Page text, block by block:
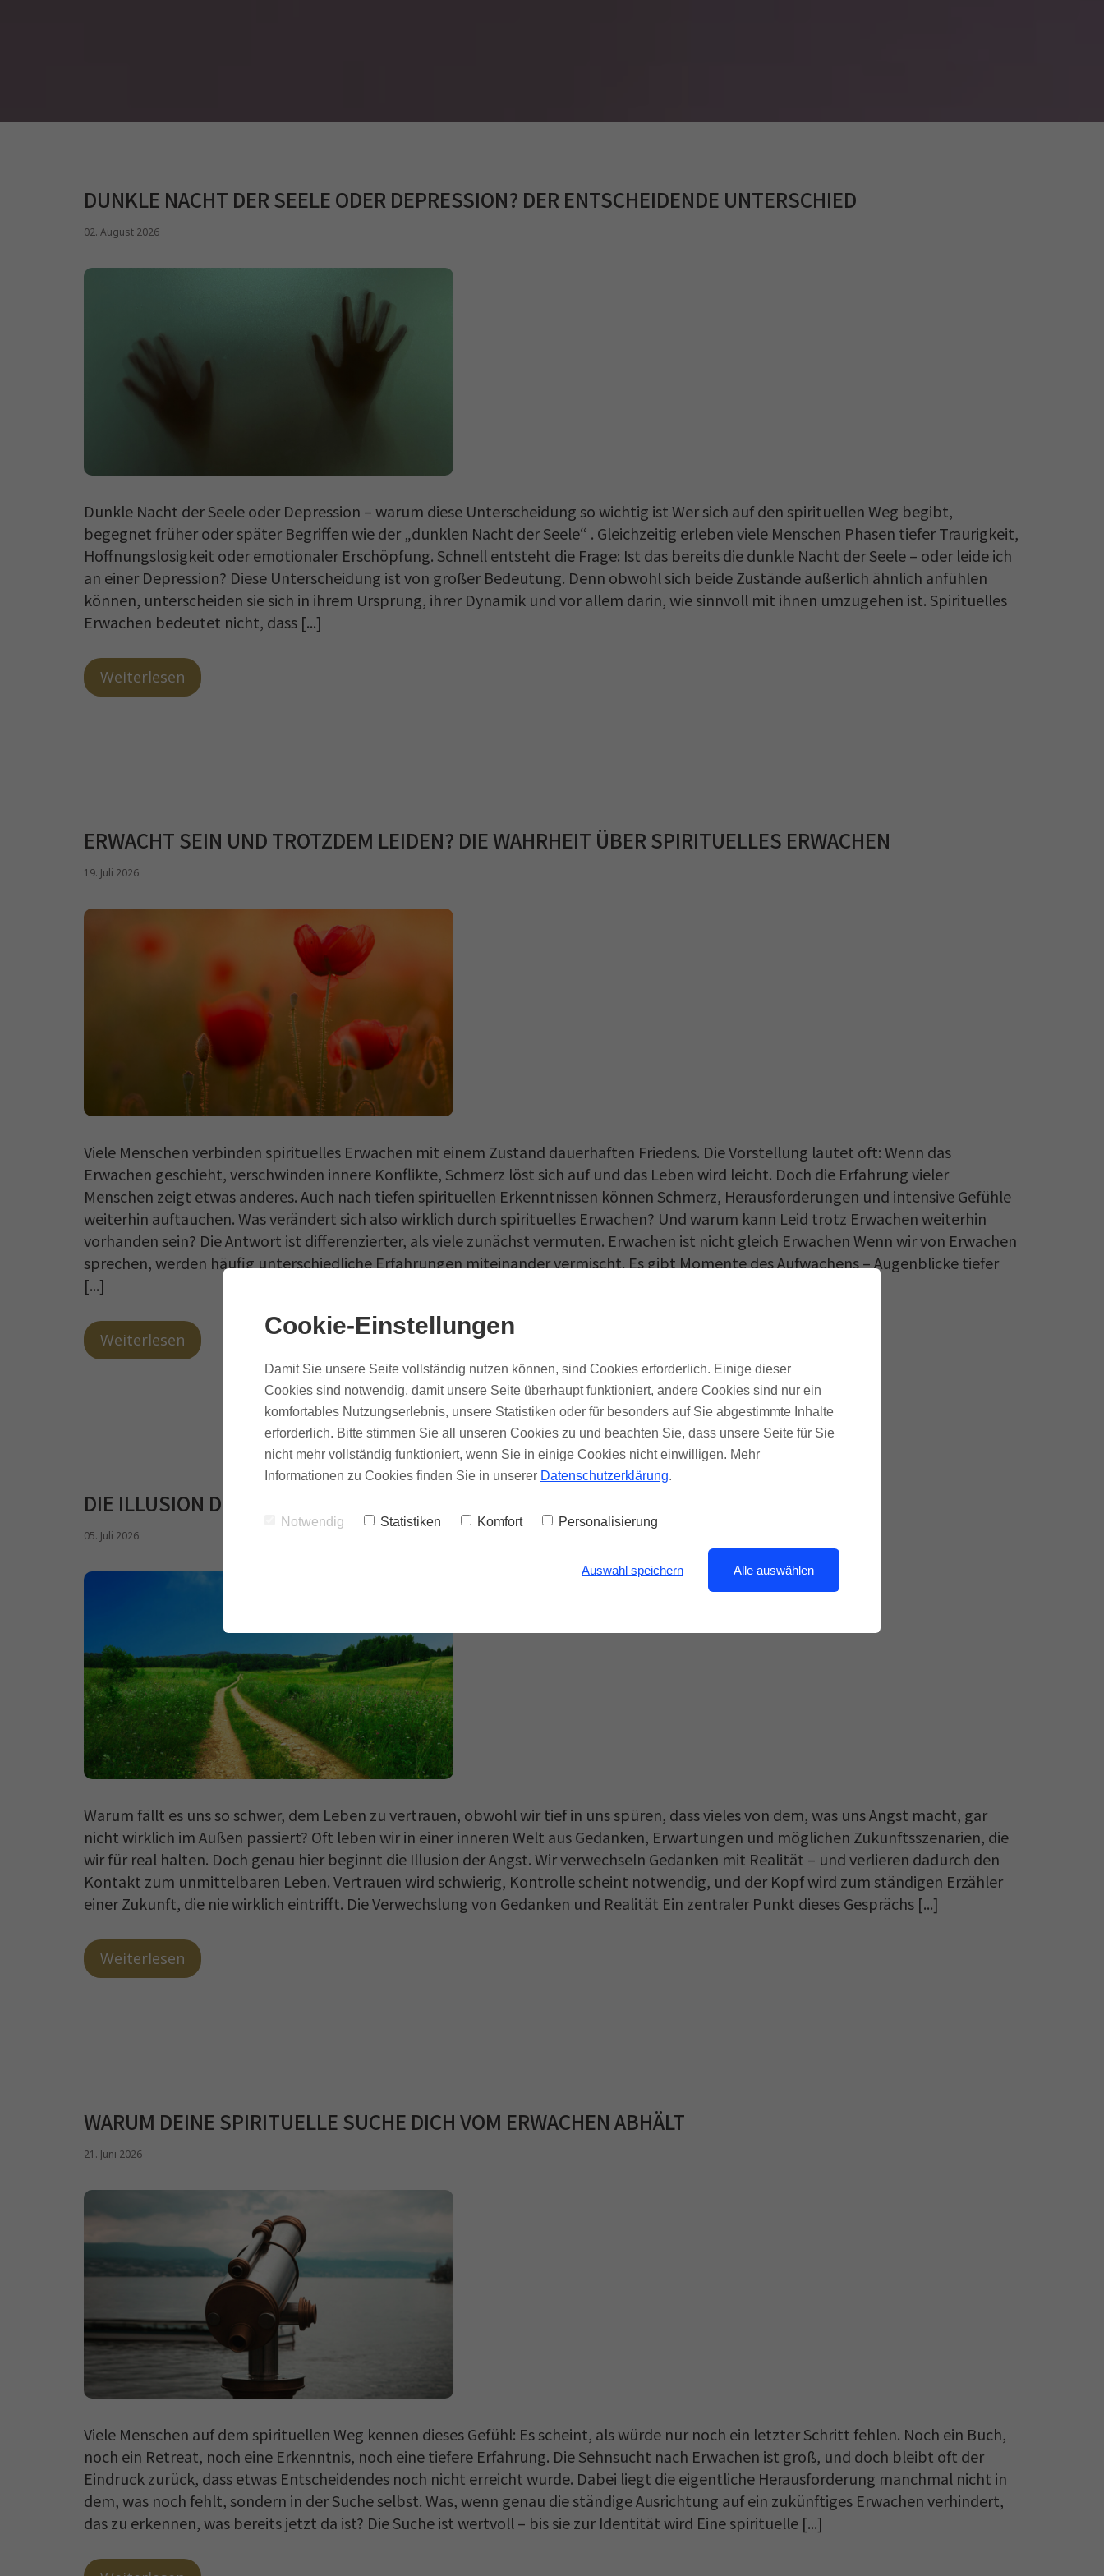
DUNKLE NACHT DER SEELE ODER DEPRESSION? DER ENTSCHEIDENDE UNTERSCHIED
02. August 2026
Dunkle Nacht der Seele oder Depression – warum diese Unterscheidung so wichtig ist Wer sich auf den spirituellen Weg begibt,
begegnet früher oder später Begriffen wie der „dunklen Nacht der Seele“ . Gleichzeitig erleben viele Menschen Phasen tiefer Traurigkeit,
Hoffnungslosigkeit oder emotionaler Erschöpfung. Schnell entsteht die Frage: Ist das bereits die dunkle Nacht der Seele – oder leide ich
an einer Depression? Diese Unterscheidung ist von großer Bedeutung. Denn obwohl sich beide Zustände äußerlich ähnlich anfühlen
können, unterscheiden sie sich in ihrem Ursprung, ihrer Dynamik und vor allem darin, wie sinnvoll mit ihnen umzugehen ist. Spirituelles
Erwachen bedeutet nicht, dass [...]
Weiterlesen
ERWACHT SEIN UND TROTZDEM LEIDEN? DIE WAHRHEIT ÜBER SPIRITUELLES ERWACHEN
19. Juli 2026
Viele Menschen verbinden spirituelles Erwachen mit einem Zustand dauerhaften Friedens. Die Vorstellung lautet oft: Wenn das
Erwachen geschieht, verschwinden innere Konflikte, Schmerz löst sich auf und das Leben wird leicht. Doch die Erfahrung vieler
Menschen zeigt etwas anderes. Auch nach tiefen spirituellen Erkenntnissen können Schmerz, Herausforderungen und intensive Gefühle
weiterhin auftauchen. Was verändert sich also wirklich durch spirituelles Erwachen? Und warum kann Leid trotz Erwachen weiterhin
vorhanden sein? Die Antwort ist differenzierter, als viele zunächst vermuten. Erwachen ist nicht gleich Erwachen Wenn wir von Erwachen
sprechen, werden häufig unterschiedliche Erfahrungen miteinander vermischt. Es gibt Momente des Aufwachens – Augenblicke tiefer
[...]
Weiterlesen
DIE ILLUSION DER ANGST: GEDANKEN SIND NICHT REALITÄT
05. Juli 2026
Warum fällt es uns so schwer, dem Leben zu vertrauen, obwohl wir tief in uns spüren, dass vieles von dem, was uns Angst macht, gar
nicht wirklich im Außen passiert? Oft leben wir in einer inneren Welt aus Gedanken, Erwartungen und möglichen Zukunftsszenarien, die
wir für real halten. Doch genau hier beginnt die Illusion der Angst. Wir verwechseln Gedanken mit Realität – und verlieren dadurch den
Kontakt zum unmittelbaren Leben. Vertrauen wird schwierig, Kontrolle scheint notwendig, und der Kopf wird zum ständigen Erzähler
einer Zukunft, die nie wirklich eintrifft. Die Verwechslung von Gedanken und Realität Ein zentraler Punkt dieses Gesprächs [...]
Weiterlesen
WARUM DEINE SPIRITUELLE SUCHE DICH VOM ERWACHEN ABHÄLT
21. Juni 2026
Viele Menschen auf dem spirituellen Weg kennen dieses Gefühl: Es scheint, als würde nur noch ein letzter Schritt fehlen. Noch ein Buch,
noch ein Retreat, noch eine Erkenntnis, noch eine tiefere Erfahrung. Die Sehnsucht nach Erwachen ist groß, und doch bleibt oft der
Eindruck zurück, dass etwas Entscheidendes noch nicht erreicht wurde. Dabei liegt die eigentliche Herausforderung manchmal nicht in
dem, was noch fehlt, sondern in der Suche selbst. Was, wenn genau die ständige Ausrichtung auf ein zukünftiges Erwachen verhindert,
das zu erkennen, was bereits jetzt da ist? Die Suche ist wertvoll – bis sie zur Identität wird Eine spirituelle [...]
Cookie-Einstellungen
Damit Sie unsere Seite vollständig nutzen können, sind Cookies erforderlich. Einige dieser
Cookies sind notwendig, damit unsere Seite überhaupt funktioniert, andere Cookies sind nur ein
komfortables Nutzungserlebnis, unsere Statistiken oder für besonders auf Sie abgestimmte Inhalte
erforderlich. Bitte stimmen Sie all unseren Cookies zu und beachten Sie, dass unsere Seite für Sie
nicht mehr vollständig funktioniert, wenn Sie in einige Cookies nicht einwilligen. Mehr
Informationen zu Cookies finden Sie in unserer Datenschutzerklärung.
Notwendig Statistiken Komfort Personalisierung
Auswahl speichern Alle auswählen